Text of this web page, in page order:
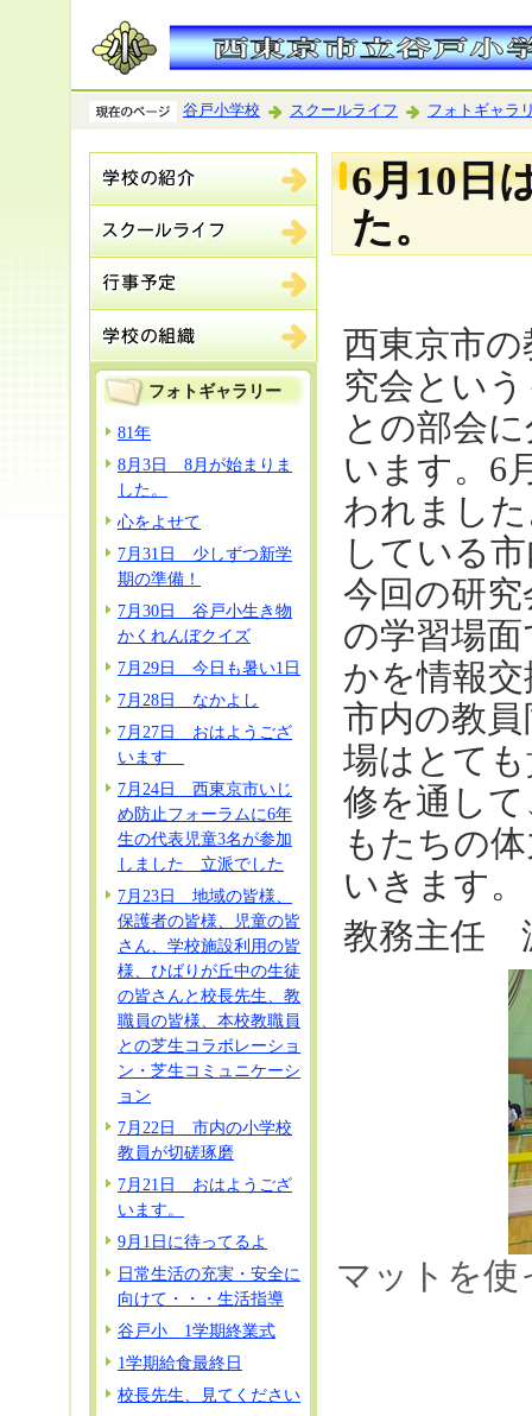
谷戸小学校 スクールライフ フォトギャラ
フォトギャラリー
81年
8月3日 8月が始まりま
した。
心をよせて
7月31日 少しずつ新学
期の準備！
7月30日 谷戸小生き物
かくれんぼクイズ
7月29日 今日も暑い1日
7月28日 なかよし
7月27日 おはようござ
います
7月24日 西東京市いじ
め防止フォーラムに6年
生の代表児童3名が参加
しました 立派でした
7月23日 地域の皆様、
保護者の皆様、児童の皆
さん、学校施設利用の皆
様、ひばりが丘中の生徒
の皆さんと校長先生、教
職員の皆様、本校教職員
との芝生コラボレーショ
ン・芝生コミュニケーシ
ョン
7月22日 市内の小学校
教員が切磋琢磨
7月21日 おはようござ
います。
9月1日に待ってるよ
日常生活の充実・安全に
向けて・・・生活指導
谷戸小 1学期終業式
1学期給食最終日
校長先生、見てください
6月10日
た。
西東京市
究会とい
との部会
います。6
われまし
している
今回の研
の学習場
かを情報
市内の教
場はとて
修を通し
もたちの
いきます。
教務主任
マットを使